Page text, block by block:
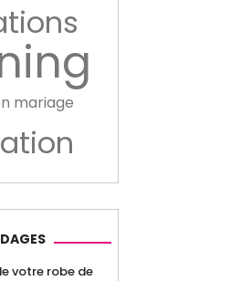
mariage
votre robe de